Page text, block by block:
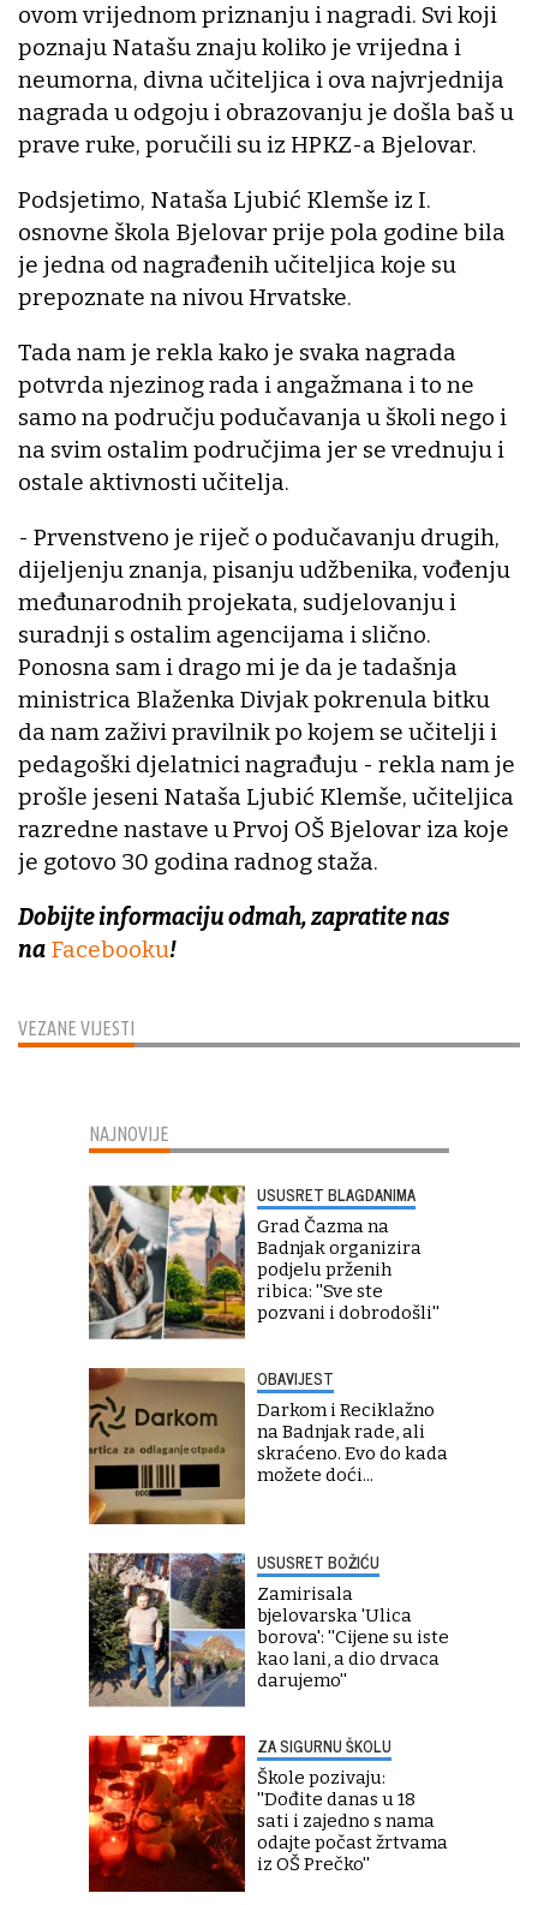
VEZANE VIJESTI
ovom vrijednom priznanju i nagradi. Svi koji
poznaju Natašu znaju koliko je vrijedna i
neumorna, divna učiteljica i ova najvrjednija
nagrada u odgoju i obrazovanju je došla baš u
prave ruke, poručili su iz HPKZ-a Bjelovar.
Podsjetimo, Nataša Ljubić Klemše iz I.
osnovne škola Bjelovar prije pola godine bila
je jedna od nagrađenih učiteljica koje su
prepoznate na nivou Hrvatske.
Tada nam je rekla kako je svaka nagrada
potvrda njezinog rada i angažmana i to ne
samo na području podučavanja u školi nego i
na svim ostalim područjima jer se vrednuju i
ostale aktivnosti učitelja.
- Prvenstveno je riječ o podučavanju drugih,
dijeljenju znanja, pisanju udžbenika, vođenju
međunarodnih projekata, sudjelovanju i
suradnji s ostalim agencijama i slično.
Ponosna sam i drago mi je da je tadašnja
ministrica Blaženka Divjak pokrenula bitku
da nam zaživi pravilnik po kojem se učitelji i
pedagoški djelatnici nagrađuju - rekla nam je
prošle jeseni Nataša Ljubić Klemše, učiteljica
razredne nastave u Prvoj OŠ Bjelovar iza koje
je gotovo 30 godina radnog staža.
Dobijte informaciju odmah, zapratite nas
na Facebooku!
NAJNOVIJE
USUSRET BLAGDANIMA
Grad Čazma na
Badnjak organizira
podjelu prženih
ribica: ''Sve ste
pozvani i dobrodošli''
OBAVIJEST
Darkom i Reciklažno
na Badnjak rade, ali
skraćeno. Evo do kada
možete doći...
USUSRET BOŽIĆU
Zamirisala
bjelovarska 'Ulica
borova': ''Cijene su iste
kao lani, a dio drvaca
darujemo''
ZA SIGURNU ŠKOLU
Škole pozivaju:
''Dođite danas u 18
sati i zajedno s nama
odajte počast žrtvama
iz OŠ Prečko''